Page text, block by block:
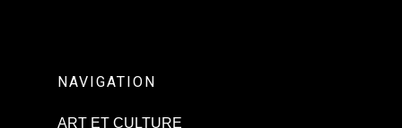
NAVIGATION
ART ET CULTURE